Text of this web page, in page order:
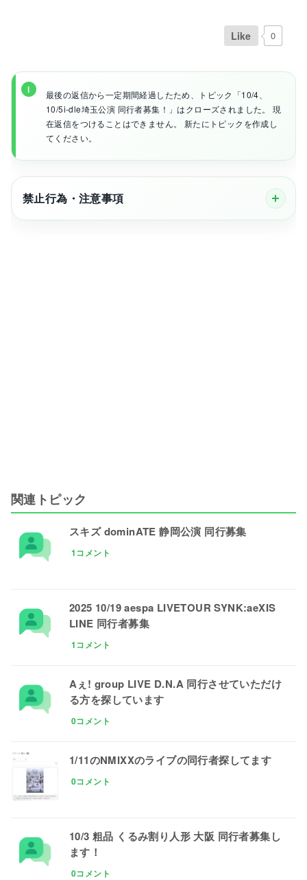
Like 0
最後の返信から一定期間経過したため、トピック「10/4、
10/5i-dle埼玉公演 同行者募集！」はクローズされました。 現
在返信をつけることはできません。 新たにトピックを作成し
てください。
禁止行為・注意事項
関連トピック
スキズ dominATE 静岡公演 同行募集
1コメント
2025 10/19 aespa LIVETOUR SYNK:aeXIS
LINE 同行者募集
1コメント
Aぇ! group LIVE D.N.A 同行させていただけ
る方を探しています
0コメント
1/11のNMIXXのライブの同行者探してます
0コメント
10/3 粗品 くるみ割り人形 大阪 同行者募集し
ます！
0コメント